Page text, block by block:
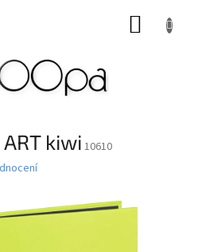
kiwi10610